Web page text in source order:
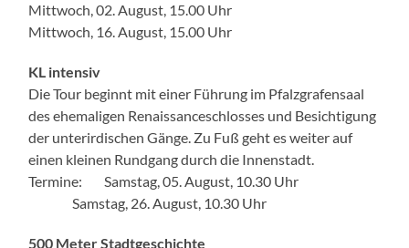
Mittwoch, 02. August, 15.00 Uhr
Mittwoch, 16. August, 15.00 Uhr
KL intensiv
Die Tour beginnt mit einer Führung im Pfalzgrafensaal
des ehemaligen Renaissanceschlosses und Besichtigung
der unterirdischen Gänge. Zu Fuß geht es weiter auf
einen kleinen Rundgang durch die Innenstadt.
Termine: Samstag, 05. August, 10.30 Uhr
Samstag, 26. August, 10.30 Uhr
500 Meter Stadtgeschichte